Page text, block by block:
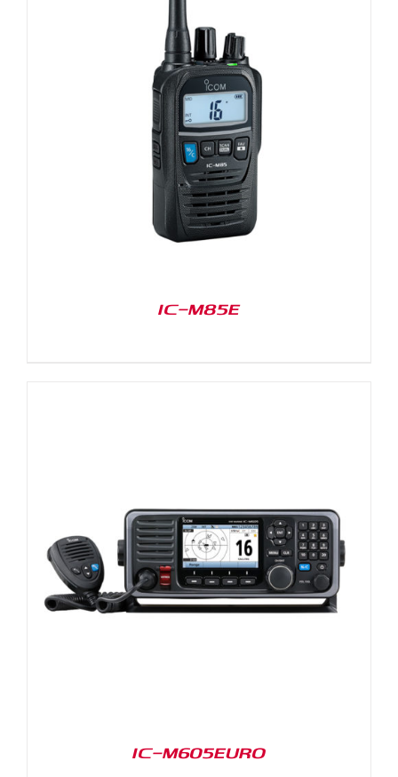
IC-M85E
IC-M605EURO